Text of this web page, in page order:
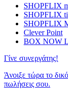
SHOPFLIX
SHOPFLIX
SHOPFLIX
Clever Point
BOX NOW
Γίνε συνεργάτης!
Άνοιξε τώρα το
πωλήσεις σου.